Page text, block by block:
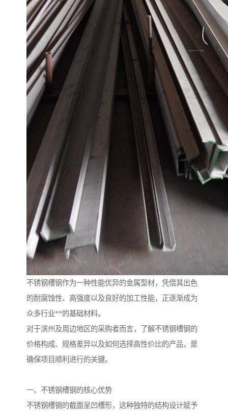
不锈钢槽钢作为一种性能优异的金属型材，凭借其出色
的耐腐蚀性、高强度以及良好的加工性能，正逐渐成为
众多行业**的基础材料。
对于滨州及周边地区的采购者而言，了解不锈钢槽钢的
价格构成、规格差异以及如何选择高性价比的产品，是
确保项目顺利进行的关键。
一、不锈钢槽钢的核心优势
不锈钢槽钢的截面呈凹槽形，这种独特的结构设计赋予